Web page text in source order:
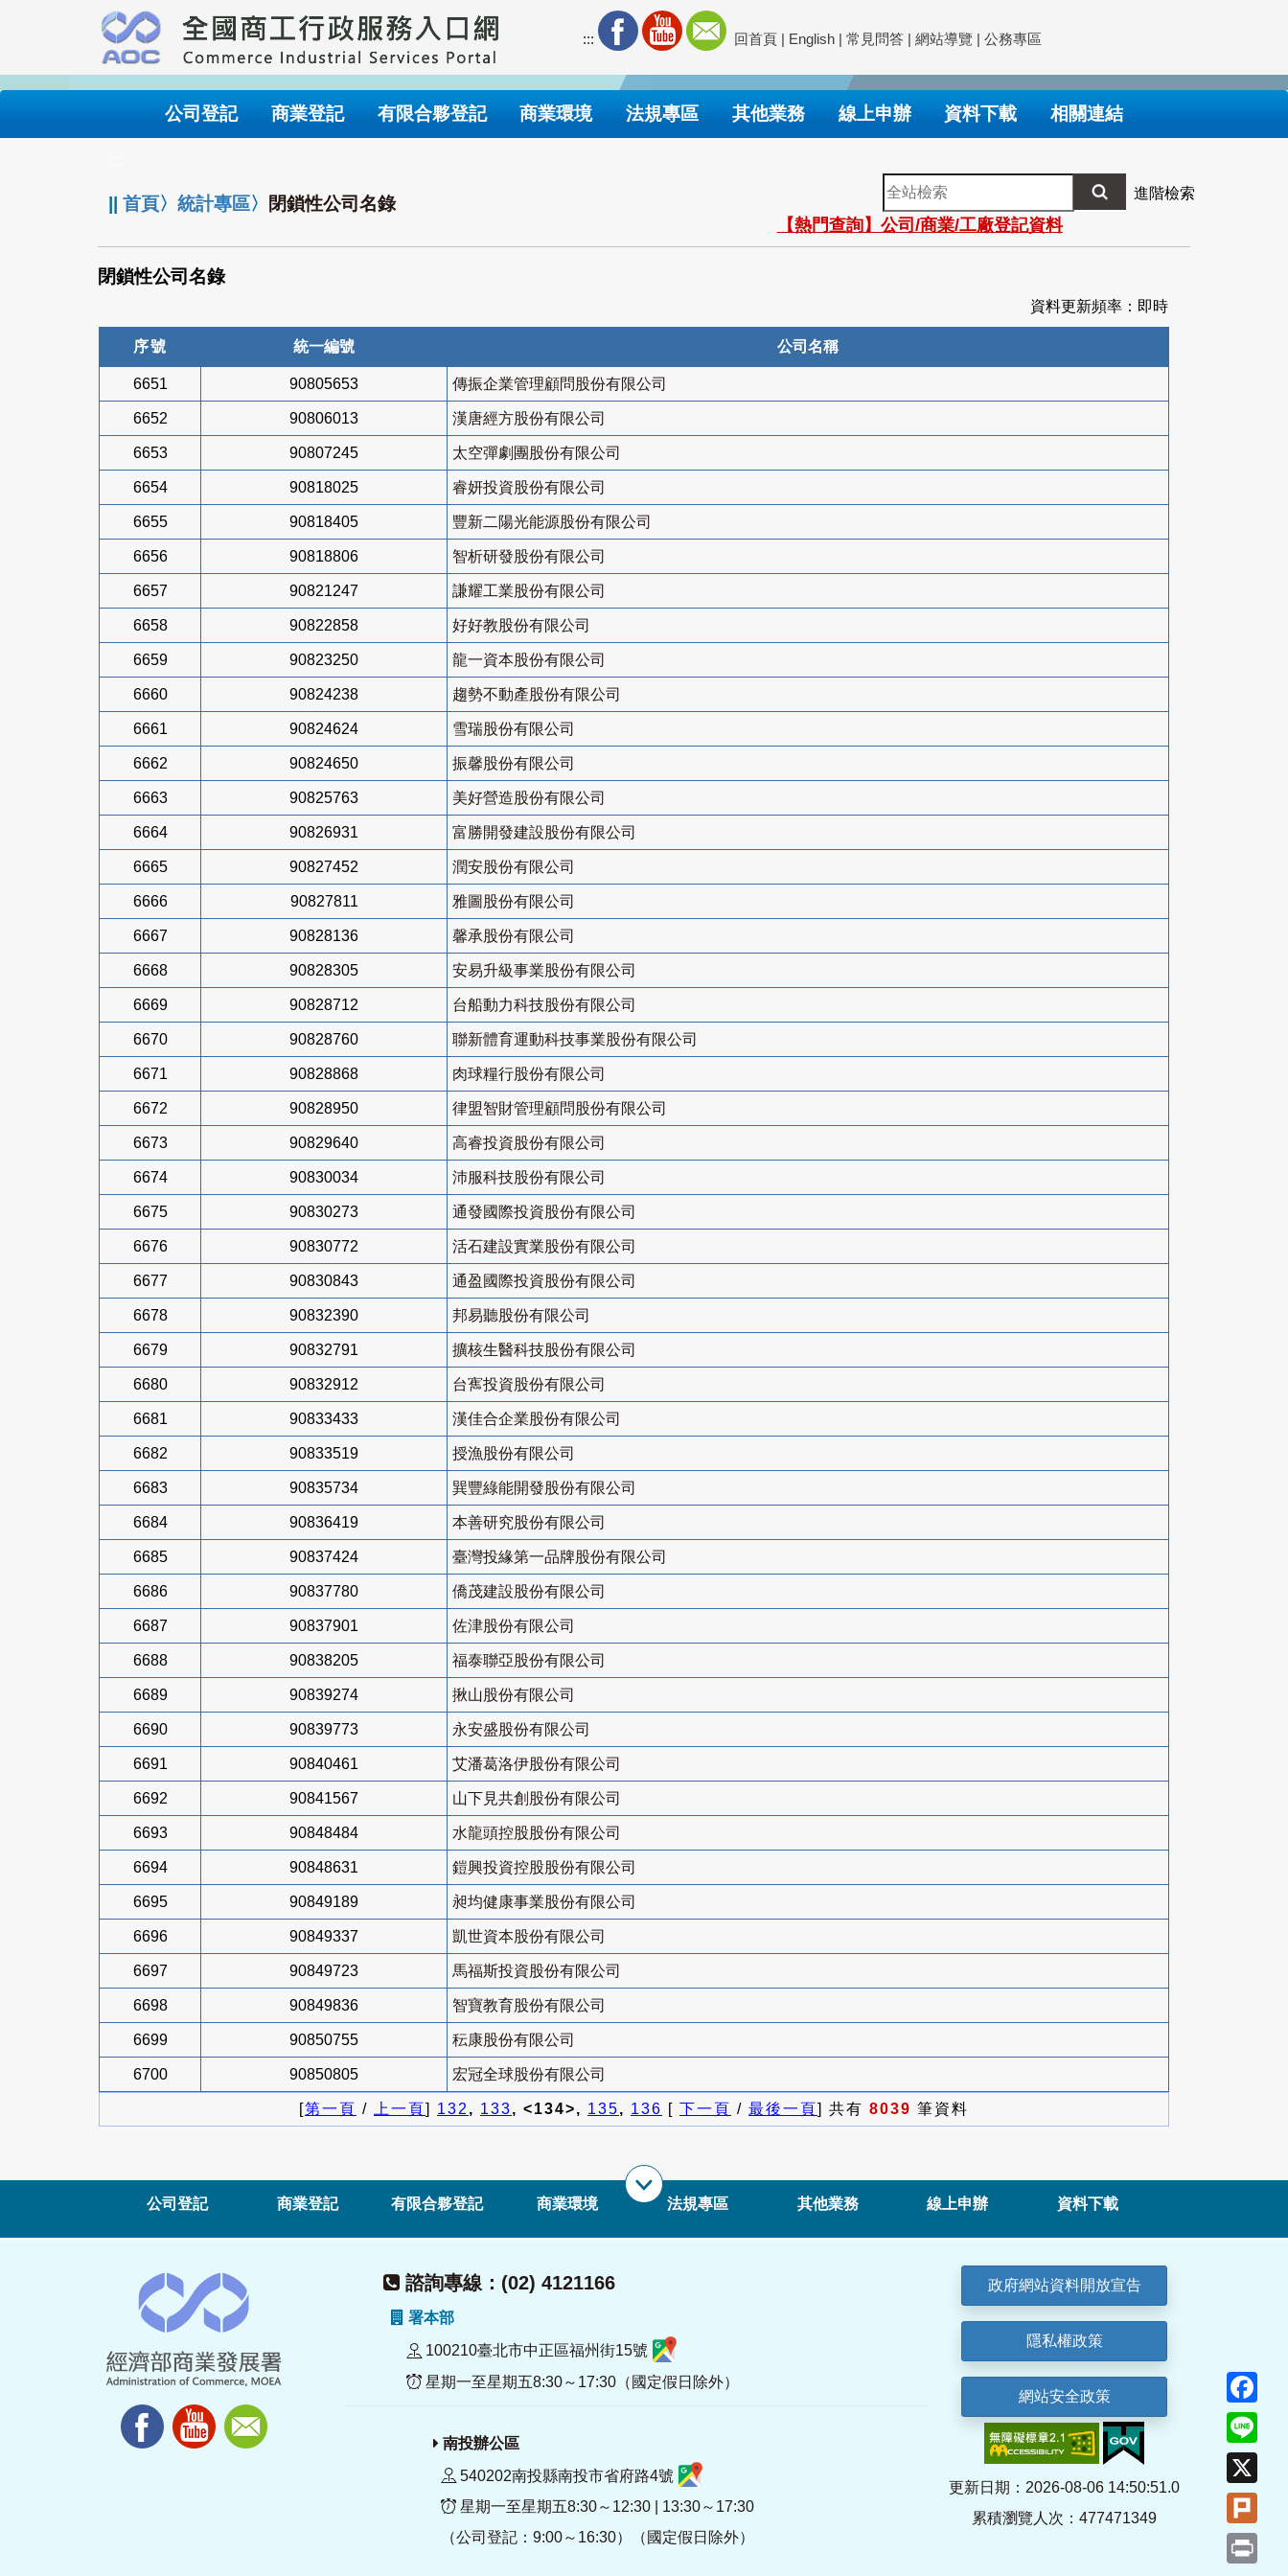
要
內
::: 回首頁 | English | 常見問答 | 網站導覽 | 公務專區
公司登記 商業登記 有限合夥登記 商業環境 法規專區 其他業務 線上申辦 資料下載 相關連結
||首頁〉統計專區〉 閉鎖性公司名錄
全
站
檢
索
進階檢索
【熱門查詢】公司/商業/工廠登記資料
閉鎖性公司名錄
資料更新頻率：即時
序號 統一編號 公司名稱
6651 90805653 傳振企業管理顧問股份有限公司
6652 90806013 漢唐經方股份有限公司
6653 90807245 太空彈劇團股份有限公司
6654 90818025 睿妍投資股份有限公司
6655 90818405 豐新二陽光能源股份有限公司
6656 90818806 智析研發股份有限公司
6657 90821247 謙耀工業股份有限公司
6658 90822858 好好教股份有限公司
6659 90823250 龍一資本股份有限公司
6660 90824238 趨勢不動產股份有限公司
6661 90824624 雪瑞股份有限公司
6662 90824650 振馨股份有限公司
6663 90825763 美好營造股份有限公司
6664 90826931 富勝開發建設股份有限公司
6665 90827452 潤安股份有限公司
6666 90827811 雅圖股份有限公司
6667 90828136 馨承股份有限公司
6668 90828305 安易升級事業股份有限公司
6669 90828712 台船動力科技股份有限公司
6670 90828760 聯新體育運動科技事業股份有限公司
6671 90828868 肉球糧行股份有限公司
6672 90828950 律盟智財管理顧問股份有限公司
6673 90829640 高睿投資股份有限公司
6674 90830034 沛服科技股份有限公司
6675 90830273 通發國際投資股份有限公司
6676 90830772 活石建設實業股份有限公司
6677 90830843 通盈國際投資股份有限公司
6678 90832390 邦易聽股份有限公司
6679 90832791 擴核生醫科技股份有限公司
6680 90832912 台寯投資股份有限公司
6681 90833433 漢佳合企業股份有限公司
6682 90833519 授漁股份有限公司
6683 90835734 巽豐綠能開發股份有限公司
6684 90836419 本善研究股份有限公司
6685 90837424 臺灣投緣第一品牌股份有限公司
6686 90837780 僑茂建設股份有限公司
6687 90837901 佐津股份有限公司
6688 90838205 福泰聯亞股份有限公司
6689 90839274 揪山股份有限公司
6690 90839773 永安盛股份有限公司
6691 90840461 艾潘葛洛伊股份有限公司
6692 90841567 山下見共創股份有限公司
6693 90848484 水龍頭控股股份有限公司
6694 90848631 鎧興投資控股股份有限公司
6695 90849189 昶均健康事業股份有限公司
6696 90849337 凱世資本股份有限公司
6697 90849723 馬福斯投資股份有限公司
6698 90849836 智寶教育股份有限公司
6699 90850755 秐康股份有限公司
6700 90850805 宏冠全球股份有限公司
[第一頁 / 上一頁] 132, 133, <134>, 135, 136 [ 下一頁 / 最後一頁] 共有 8039 筆資料
公司登記 商業登記 有限合夥登記 商業環境 法規專區 其他業務 線上申辦 資料下載
諮詢專線：(02) 4121166
署本部
100210臺北市中正區福州街15號
星期一至星期五8:30～17:30（國定假日除外）
南投辦公區
540202南投縣南投市省府路4號
星期一至星期五8:30～12:30 | 13:30～17:30
（公司登記：9:00～16:30）（國定假日除外）
政府網站資料開放宣告
隱私權政策
網站安全政策
更新日期：2026-08-06 14:50:51.0
累積瀏覽人次：477471349